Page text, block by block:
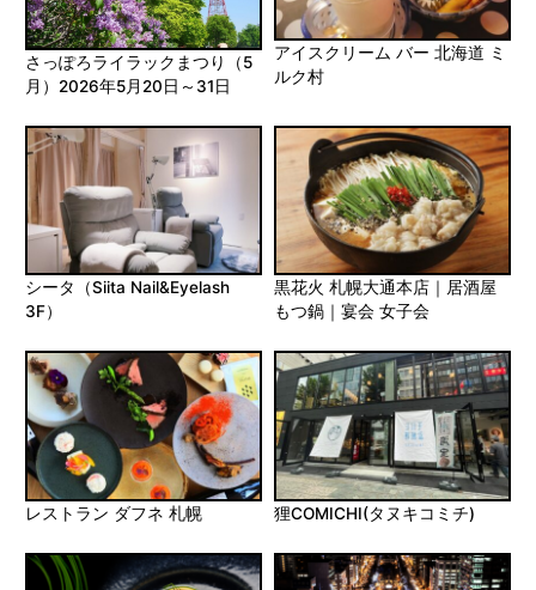
さっぽろライラックまつり（5
月）2026年5月20日～31日
アイスクリーム バー 北海道 ミ
ルク村
シータ（Siita Nail&Eyelash
3F）
黒花火 札幌大通本店｜居酒屋
もつ鍋｜宴会 女子会
レストラン ダフネ 札幌 狸COMICHI(タヌキコミチ)